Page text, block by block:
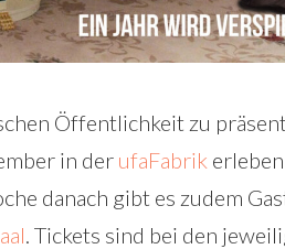
Öffentlichkeit zu
in der ufaFabrik
danach gibt es zudem
. Tickets sind bei den